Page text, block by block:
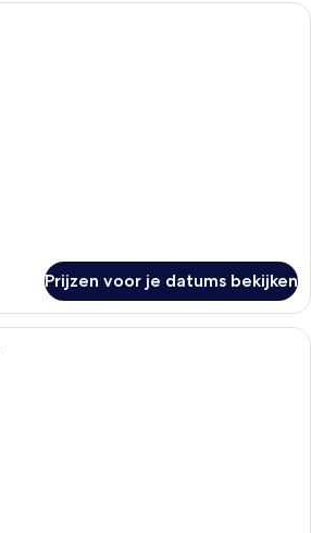
Cosy - Skyline View | Een
Prijzen voor je datums bekijken
Een hotelkamer met een groot bed,